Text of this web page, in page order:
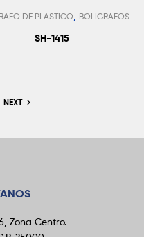
DE PLASTICO BOLIGRAFOS
SH-1415
NEXT
Zona Centro.